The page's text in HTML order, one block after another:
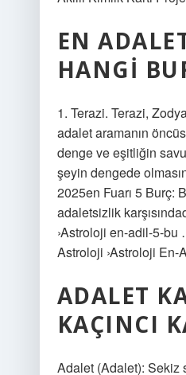
EN
HANGI
1. Terazi. Terazi,
adalet aramanın
denge ve eşitliğin
şeyin dengede
2025en Fuarı 5 Burç:
adaletsizlik
›Astroloji en-adil-5-bu
Astroloji ›Astroloji En-
ADALET
KAÇINCI
Adalet (Adalet): Sekiz